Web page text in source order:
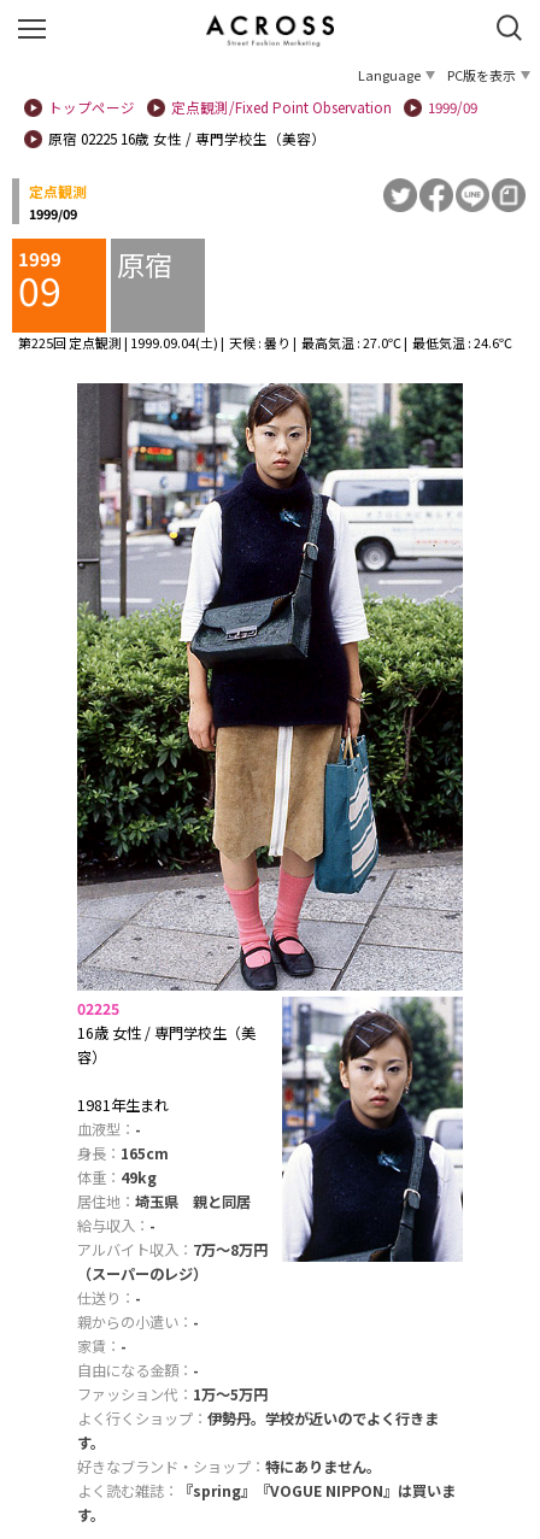
Language
PC版を表示
トップページ
定点観測/Fixed Point Observation
1999/09
原宿 02225 16歳 女性 / 専門学校生（美容）
定点観測
1999/09
1999
09 原宿
第225回 定点観測 | 1999.09.04(土) | 天候 : 曇り | 最高気温 : 27.0℃ | 最低気温 : 24.6℃
02225
16歳 女性 / 専門学校生（美
容）
1981年生まれ
血液型： -
身長： 165cm
体重： 49kg
居住地： 埼玉県 親と同居
給与収入： -
アルバイト収入： 7万〜8万円
（スーパーのレジ）
仕送り： -
親からの小遣い： -
家賃： -
自由になる金額： -
ファッション代： 1万〜5万円
よく行くショップ： 伊勢丹。学校が近いのでよく行きま
す。
好きなブランド・ショップ： 特にありません。
よく読む雑誌：
『spring』『VOGUE NIPPON』は買いま
す。